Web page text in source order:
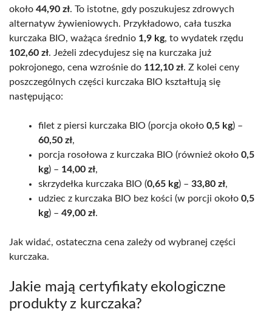
około 44,90 zł. To istotne, gdy poszukujesz zdrowych
alternatyw żywieniowych. Przykładowo, cała tuszka
kurczaka BIO, ważąca średnio 1,9 kg, to wydatek rzędu
102,60 zł. Jeżeli zdecydujesz się na kurczaka już
pokrojonego, cena wzrośnie do 112,10 zł. Z kolei ceny
poszczególnych części kurczaka BIO kształtują się
następująco:
filet z piersi kurczaka BIO (porcja około 0,5 kg) –
60,50 zł,
porcja rosołowa z kurczaka BIO (również około 0,5
kg) – 14,00 zł,
skrzydełka kurczaka BIO (0,65 kg) – 33,80 zł,
udziec z kurczaka BIO bez kości (w porcji około 0,5
kg) – 49,00 zł.
Jak widać, ostateczna cena zależy od wybranej części
kurczaka.
Jakie mają certyfikaty ekologiczne
produkty z kurczaka?